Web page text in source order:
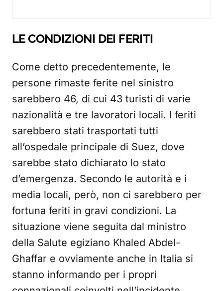
LE CONDIZIONI DEI FERITI
Come detto precedentemente, le
persone rimaste ferite nel sinistro
sarebbero 46, di cui 43 turisti di varie
nazionalità e tre lavoratori locali. I feriti
sarebbero stati trasportati tutti
all’ospedale principale di Suez, dove
sarebbe stato dichiarato lo stato
d’emergenza. Secondo le autorità e i
media locali, però, non ci sarebbero per
fortuna feriti in gravi condizioni. La
situazione viene seguita dal ministro
della Salute egiziano Khaled Abdel-
Ghaffar e ovviamente anche in Italia si
stanno informando per i propri